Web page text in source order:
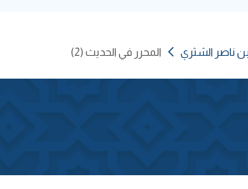
ناصر الشثري المحرر في الحديث (2)